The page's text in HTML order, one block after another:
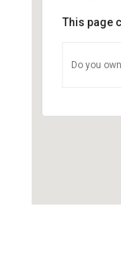
This page
Do you